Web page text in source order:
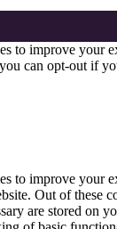
to improve your
can opt-out if
to improve your
Out of these
are stored on